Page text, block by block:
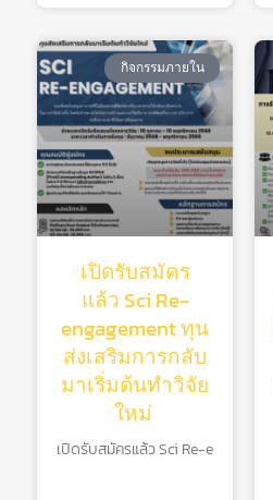
กิจกรรมภายใน
เปิดรับสมัคร
แล้ว Sci Re-
engagement ทุน
ส่งเสริมการกลับ
มาเริ่มต้นทําวิจัย
ใหม่
เปิดรับสมัครแล้ว Sci Re-e